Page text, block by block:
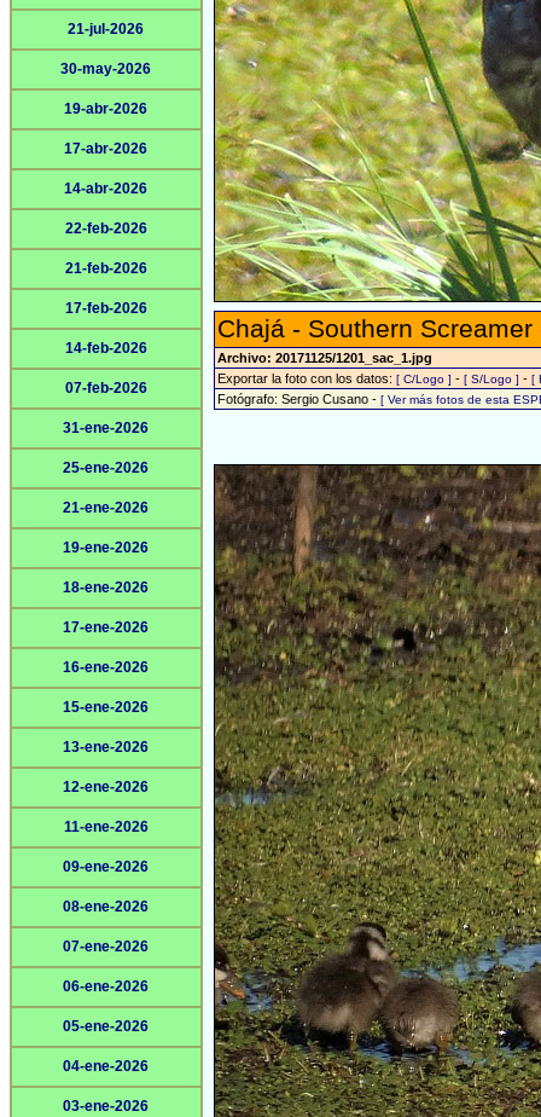
21-jul-2026
30-may-2026
19-abr-2026
17-abr-2026
14-abr-2026
22-feb-2026
21-feb-2026
17-feb-2026
14-feb-2026
07-feb-2026
31-ene-2026
25-ene-2026
21-ene-2026
19-ene-2026
18-ene-2026
17-ene-2026
16-ene-2026
15-ene-2026
13-ene-2026
12-ene-2026
11-ene-2026
09-ene-2026
08-ene-2026
07-ene-2026
06-ene-2026
05-ene-2026
04-ene-2026
03-ene-2026
Chajá - Southern
Archivo: 20171125/1201_sac_1.jpg
Exportar la foto con los datos: [ C/Logo ] - [ S/Logo ] - [
Fotógrafo: Sergio Cusano - [ Ver más fotos de esta